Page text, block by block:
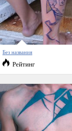
Без названия
Рейтинг